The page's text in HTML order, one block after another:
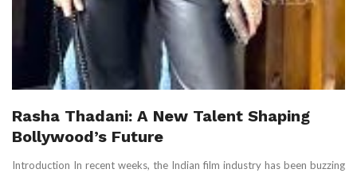
Rasha Thadani: A New Talent Shaping
Bollywood’s Future
Introduction In recent weeks, the Indian film industry has been buzzing